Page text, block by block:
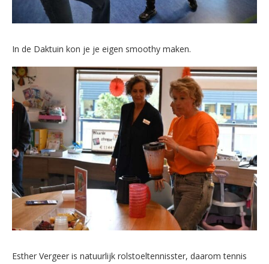
In de Daktuin kon je je eigen smoothy maken.
Esther Vergeer is natuurlijk rolstoeltennisster, daarom tennis